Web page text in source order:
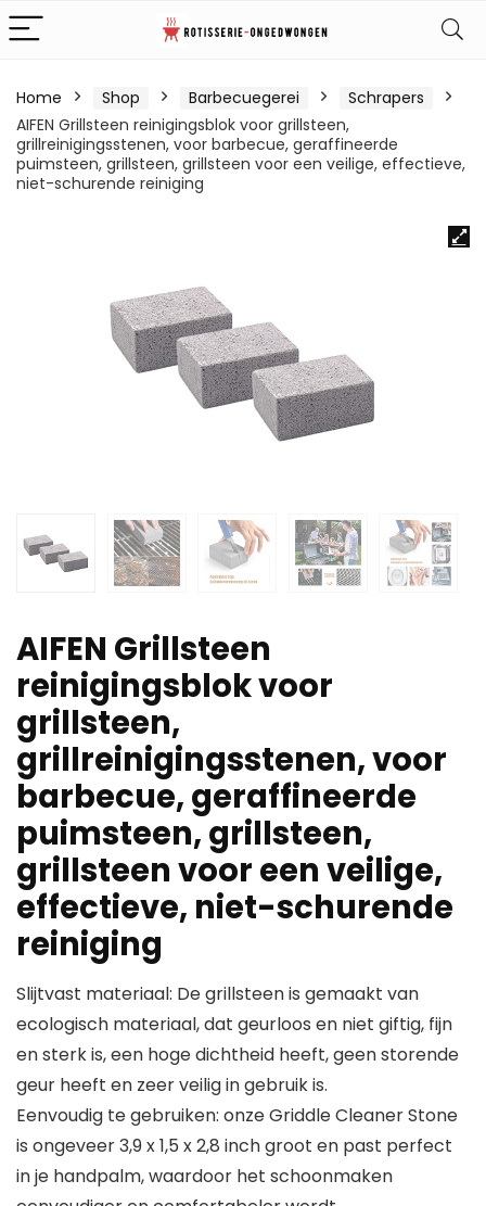
Home Shop Barbecuegerei
Schrapers
AIFEN Grillsteen reinigingsblok voor grillsteen,
grillreinigingsstenen, voor barbecue, geraffineerde
puimsteen, grillsteen, grillsteen voor een veilige, effectieve,
niet-schurende reiniging
AIFEN Grillsteen
reinigingsblok voor
grillsteen,
grillreinigingsstenen, voor
barbecue, geraffineerde
puimsteen, grillsteen,
grillsteen voor een veilige,
effectieve, niet-schurende
reiniging
Slijtvast materiaal: De grillsteen is gemaakt van
ecologisch materiaal, dat geurloos en niet giftig, fijn
en sterk is, een hoge dichtheid heeft, geen storende
geur heeft en zeer veilig in gebruik is.
Eenvoudig te gebruiken: onze Griddle Cleaner Stone
is ongeveer 3,9 x 1,5 x 2,8 inch groot en past perfect
in je handpalm, waardoor het schoonmaken